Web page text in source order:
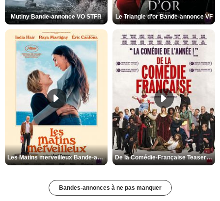
Mutiny Bande-annonce VO STFR Le Triangle d'or Bande-annonce VF
Les Matins merveilleux Bande-annonce VF De la Comédie-Française Teaser VF
Bandes-annonces à ne pas manquer